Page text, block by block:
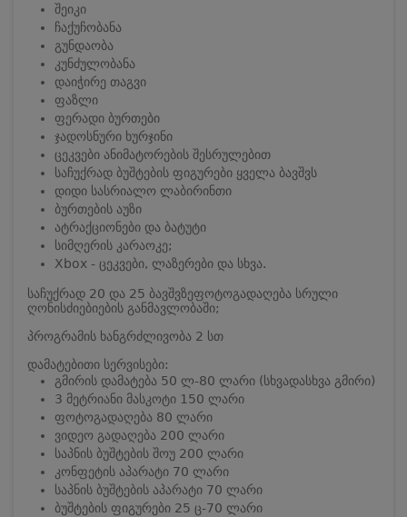
შეიკი
ჩაქუჩობანა
გუნდაობა
კუნძულობანა
დაიჭირე თაგვი
ფაზლი
ფერადი ბურთები
ჯადოსნური ხურჯინი
ცეკვები ანიმატორების შესრულებით
საჩუქრად ბუშტების ფიგურები ყველა ბავშვს
დიდი სასრიალო ლაბირინთი
ბურთების აუზი
ატრაქციონები და ბატუტი
სიმღერის კარაოკე;
Xbox - ცეკვები, ლაზერები და სხვა.
საჩუქრად 20 და 25 ბავშვზეფოტოგადაღება სრული
ღონისძიებიების განმავლობაში;
პროგრამის ხანგრძლივობა 2 სთ
დამატებითი სერვისები:
გმირის დამატება 50 ლ-80 ლარი (სხვადასხვა გმირი)
3 მეტრიანი მასკოტი 150 ლარი
ფოტოგადაღება 80 ლარი
ვიდეო გადაღება 200 ლარი
საპნის ბუშტების შოუ 200 ლარი
კონფეტის აპარატი 70 ლარი
საპნის ბუშტების აპარატი 70 ლარი
ბუშტების ფიგურები 25 ც-70 ლარი